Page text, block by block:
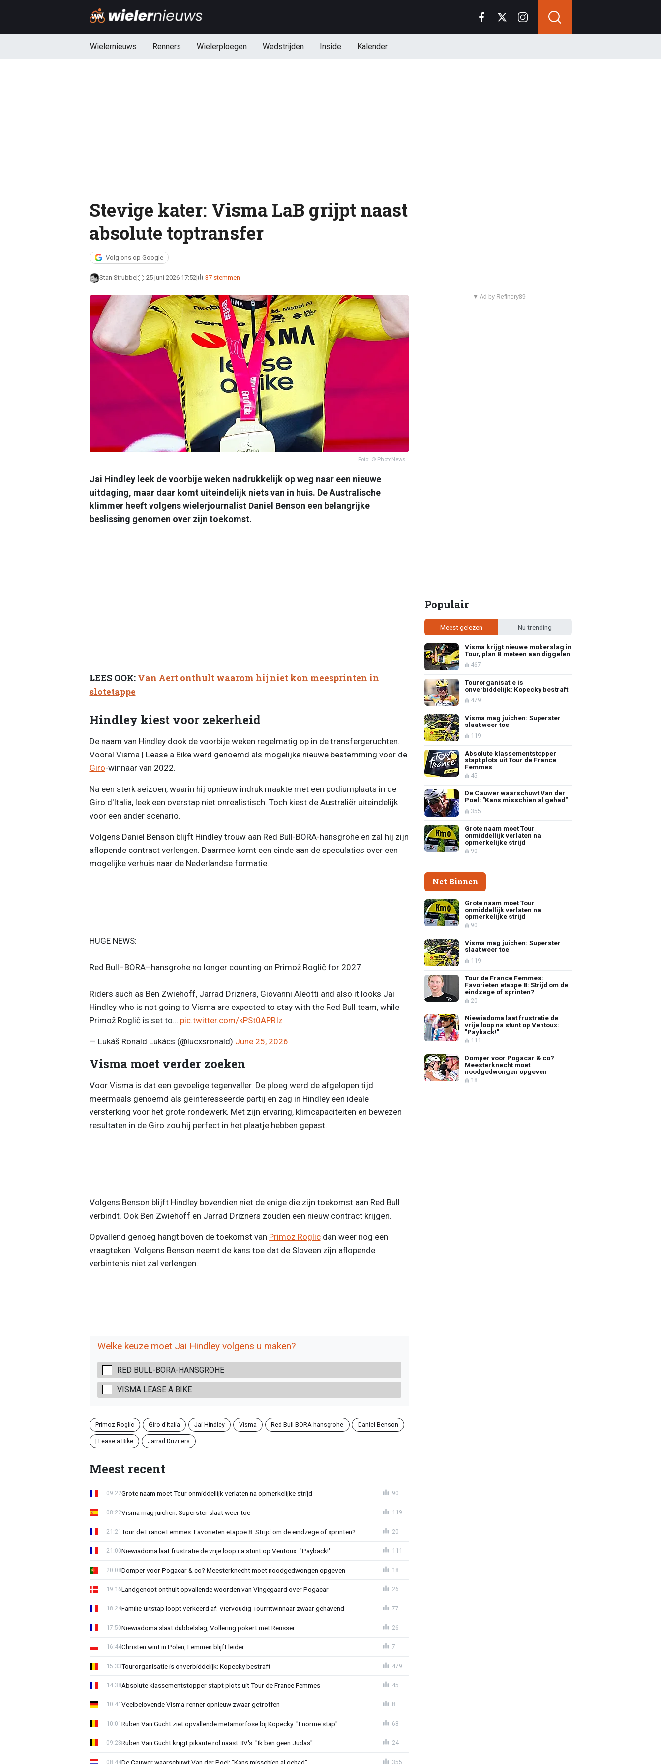
Wielernieuws Renners Wielerploegen Wedstrijden Inside Kalender
Stevige kater: Visma LaB grijpt naast
absolute toptransfer
Volg ons op Google
Stan Strubbe 25 juni 2026 17:52 37 stemmen
Foto: © PhotoNews
Jai Hindley leek de voorbije weken nadrukkelijk op weg naar een nieuwe
uitdaging, maar daar komt uiteindelijk niets van in huis. De Australische
klimmer heeft volgens wielerjournalist Daniel Benson een belangrijke
beslissing genomen over zijn toekomst.
LEES OOK: Van Aert onthult waarom hij niet kon meesprinten in
slotetappe
Hindley kiest voor zekerheid
De naam van Hindley dook de voorbije weken regelmatig op in de transfergeruchten.
Vooral Visma | Lease a Bike werd genoemd als mogelijke nieuwe bestemming voor de
Giro-winnaar van 2022.
Na een sterk seizoen, waarin hij opnieuw indruk maakte met een podiumplaats in de
Giro d'Italia, leek een overstap niet onrealistisch. Toch kiest de Australiër uiteindelijk
voor een ander scenario.
Volgens Daniel Benson blijft Hindley trouw aan Red Bull-BORA-hansgrohe en zal hij zijn
aflopende contract verlengen. Daarmee komt een einde aan de speculaties over een
mogelijke verhuis naar de Nederlandse formatie.
HUGE NEWS:
Red Bull–BORA–hansgrohe no longer counting on Primož Roglič for 2027
Riders such as Ben Zwiehoff, Jarrad Drizners, Giovanni Aleotti and also it looks Jai
Hindley who is not going to Visma are expected to stay with the Red Bull team, while
Primož Roglič is set to… pic.twitter.com/kPSt0APRIz
— Lukáš Ronald Lukács (@lucxsronald) June 25, 2026
Visma moet verder zoeken
Voor Visma is dat een gevoelige tegenvaller. De ploeg werd de afgelopen tijd
meermaals genoemd als geïnteresseerde partij en zag in Hindley een ideale
versterking voor het grote rondewerk. Met zijn ervaring, klimcapaciteiten en bewezen
resultaten in de Giro zou hij perfect in het plaatje hebben gepast.
Volgens Benson blijft Hindley bovendien niet de enige die zijn toekomst aan Red Bull
verbindt. Ook Ben Zwiehoff en Jarrad Drizners zouden een nieuw contract krijgen.
Opvallend genoeg hangt boven de toekomst van Primoz Roglicdan weer nog een
vraagteken. Volgens Benson neemt de kans toe dat de Sloveen zijn aflopende
verbintenis niet zal verlengen.
Welke keuze moet Jai Hindley volgens u maken?
RED BULL-BORA-HANSGROHE
VISMA LEASE A BIKE
Primoz Roglic Giro d'Italia Jai Hindley Visma Red Bull-BORA-hansgrohe Daniel Benson
| Lease a Bike Jarrad Drizners
Meest recent
Grote naam moet Tour onmiddellijk verlaten na opmerkelijke strijd
09:22 90
Visma mag juichen: Superster slaat weer toe
08:22 119
Tour de France Femmes: Favorieten etappe 8: Strijd om de eindzege of sprinten?
21:21 20
Niewiadoma laat frustratie de vrije loop na stunt op Ventoux: "Payback!"
21:00 111
Domper voor Pogacar & co? Meesterknecht moet noodgedwongen opgeven
20:08 18
Landgenoot onthult opvallende woorden van Vingegaard over Pogacar
19:16 26
Familie-uitstap loopt verkeerd af: Viervoudig Tourritwinnaar zwaar gehavend
18:24 77
Niewiadoma slaat dubbelslag, Vollering pokert met Reusser
17:50 26
Christen wint in Polen, Lemmen blijft leider
16:44 7
Tourorganisatie is onverbiddelijk: Kopecky bestraft
15:33 479
Absolute klassementstopper stapt plots uit Tour de France Femmes
14:38 45
Veelbelovende Visma-renner opnieuw zwaar getroffen
10:41 8
Ruben Van Gucht ziet opvallende metamorfose bij Kopecky: "Enorme stap"
10:01 68
Ruben Van Gucht krijgt pikante rol naast BV's: "Ik ben geen Judas"
09:23 24
De Cauwer waarschuwt Van der Poel: "Kans misschien al gehad"
08:44 355
▼ Ad by Refinery89
Populair
Meest gelezen Nu trending
Visma krijgt nieuwe mokerslag in
Tour, plan B meteen aan diggelen
467
Tourorganisatie is
onverbiddelijk: Kopecky bestraft
479
Visma mag juichen: Superster
slaat weer toe
119
Absolute klassementstopper
stapt plots uit Tour de France
Femmes
45
De Cauwer waarschuwt Van der
Poel: "Kans misschien al gehad"
355
Grote naam moet Tour
onmiddellijk verlaten na
opmerkelijke strijd
90
Net Binnen
Grote naam moet Tour
onmiddellijk verlaten na
opmerkelijke strijd
90
Visma mag juichen: Superster
slaat weer toe
119
Tour de France Femmes:
Favorieten etappe 8: Strijd om de
eindzege of sprinten?
20
Niewiadoma laat frustratie de
vrije loop na stunt op Ventoux:
"Payback!"
111
Domper voor Pogacar & co?
Meesterknecht moet
noodgedwongen opgeven
18